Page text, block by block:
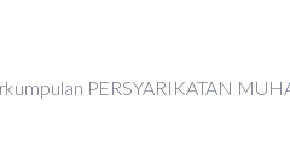
PERSYARIKATAN